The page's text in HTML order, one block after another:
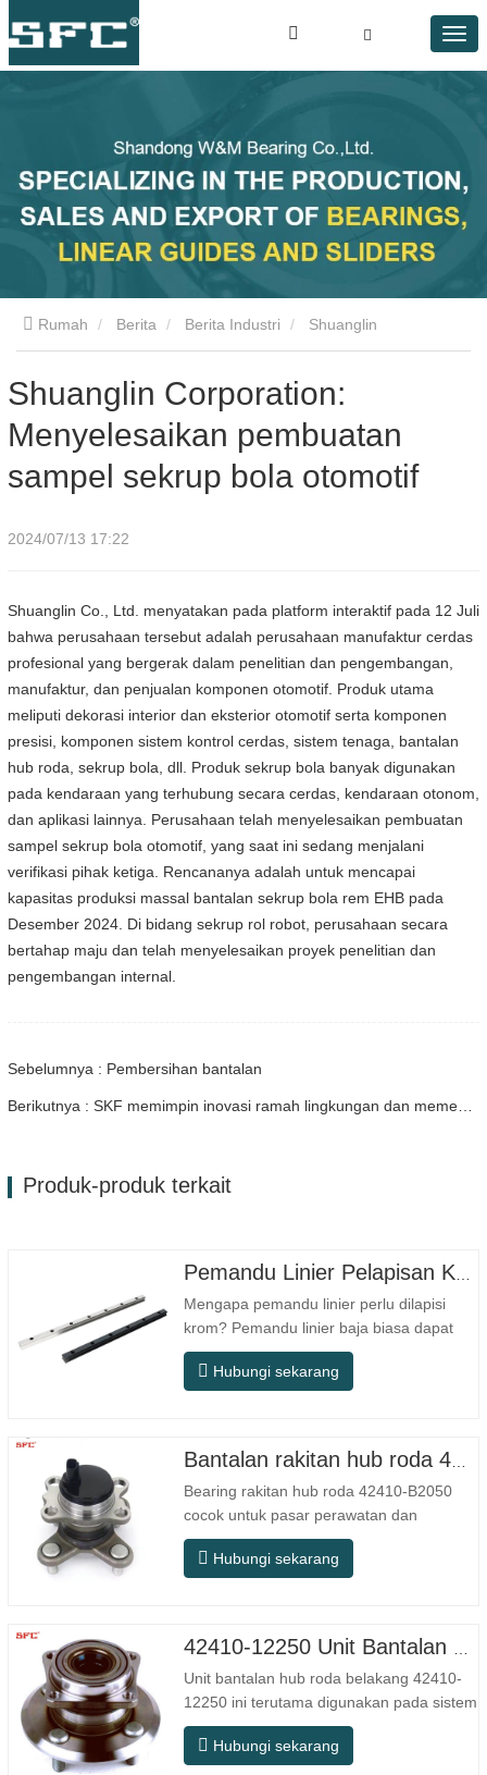
Rumah Berita Berita Industri
otomotif
Shuanglin Corporation:
Menyelesaikan pembuatan
sampel sekrup bola otomotif
2024/07/13 17:22
Shuanglin Co., Ltd. menyatakan pada platform interaktif pada 12 Juli
bahwa perusahaan tersebut adalah perusahaan manufaktur cerdas
profesional yang bergerak dalam penelitian dan pengembangan,
manufaktur, dan penjualan komponen otomotif. Produk utama
meliputi dekorasi interior dan eksterior otomotif serta komponen
presisi, komponen sistem kontrol cerdas, sistem tenaga, bantalan
hub roda, sekrup bola, dll. Produk sekrup bola banyak digunakan
pada kendaraan yang terhubung secara cerdas, kendaraan otonom,
dan aplikasi lainnya. Perusahaan telah menyelesaikan pembuatan
sampel sekrup bola otomotif, yang saat ini sedang menjalani
verifikasi pihak ketiga. Rencananya adalah untuk mencapai
kapasitas produksi massal bantalan sekrup bola rem EHB pada
Desember 2024. Di bidang sekrup rol robot, perusahaan secara
bertahap maju dan telah menyelesaikan proyek penelitian dan
pengembangan internal.
Sebelumnya : Pembersihan bantalan
Produk-produk terkait
Mengapa pemandu linier perlu dilapisi
krom? Pemandu linier baja biasa dapat
memenuhi kebutuhan operasional dasar
di lingkungan kering dalam ruangan
otomasi, mesin perkakas presisi,
peralatan luar ruangan, bengkel
pemrosesan…
Hubungi sekarang
Bearing rakitan hub roda 42410-B2050
cocok untuk pasar perawatan dan
penggantian suku cadang otomotif purna
jual, memenuhi persyaratan penggunaan
TIDAK.Lainnya. Aplikasi 513104 F2AC…
Hubungi sekarang
Unit bantalan hub roda belakang 42410-
12250 ini terutama digunakan pada sistem
poros belakang model Jepang, dan
termasuk dalam desain hub terintegrasi
Hubungi sekarang